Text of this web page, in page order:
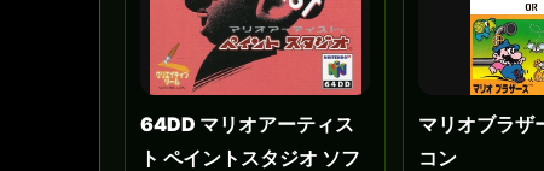
64DD マリオアーティス
ト ペイントスタジオ ソフ
マリオブラザ
コン